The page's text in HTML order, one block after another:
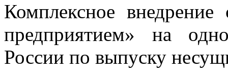
Комплексное
предприятием» на
России по выпуску